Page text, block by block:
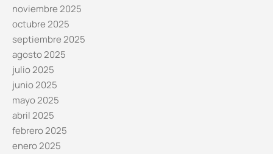
noviembre 2025
octubre 2025
septiembre 2025
agosto 2025
julio 2025
junio 2025
mayo 2025
abril 2025
febrero 2025
enero 2025